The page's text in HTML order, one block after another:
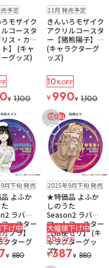
パケット
予定
モザイク
コースタ
ス・カー
】 (キャ
グッズ)
¥ 1,100
予約品ゆうパケット
11月 発売予定
きんいろモザイク
アクリルコースタ
ー【猪熊陽子】
(キャラクターグ
ッズ)
10%OFF
¥ 990¥ 1,100
入りに追加
1個
ト
月下旬 発売
よふか
ラバー
ースター
ブラ】
クターグ
げ中
¥ 880
セール
お気に入りに
販売中残り1個
ゆうパケット
2025年9月下旬 発売
★特価品 よふか
しのうた
Season2 ラバー
マットコースター
【桔梗セリ】 (キ
ャラクターグッ
ズ)
大幅値下げ中
56%OFF
¥387¥ 880